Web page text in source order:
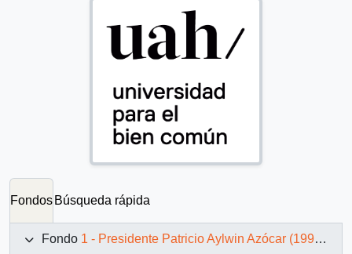
Fondos Búsqueda rápida
Fondo 1 - Presidente Patricio Aylwin Azócar (1990-1994)